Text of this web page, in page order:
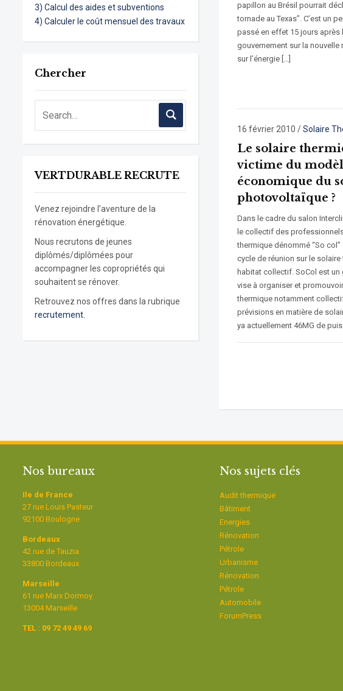
3) Calcul des aides et subventions
4) Calculer le coût mensuel des travaux
Chercher
VERTDURABLE RECRUTE
Venez rejoindre l’aventure de la
rénovation énergétique.
Nous recrutons de jeunes
diplômés/diplômées pour
accompagner les copropriétés qui
souhaitent se rénover.
Retrouvez nos offres dans la rubrique
recrutement.
papillon au Brésil pourrait
tornade au Texas”. C’est un
passé en effet 15 jours après
gouvernement sur la nouvelle
sur l’énergie […]
16 février 2010 /Solaire
Le solaire
victime du
économique du
photovoltaïque ?
Dans le cadre du salon
le collectif des
thermique dénommé “So
cycle de réunion sur le solaire
habitat collectif. SoCol est
vise à organiser et
thermique notamment
prévisions en matière de
ya actuellement 46MG de
Nos bureaux
Ile de France
27 rue Louis Pasteur
92100 Boulogne
Bordeaux
42 rue de Tauzia
33800 Bordeaux
Marseille
61 rue Marx Dormoy
13004 Marseille
TEL : 09 72 49 49 69
Nos sujets clés
Audit thermique
Bâtiment
Energies
Rénovation
Pétrole
Urbanisme
Rénovation
Pétrole
Automobile
ForumPress